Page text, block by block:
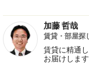
加藤 哲哉
賃貸・部屋探
賃貸に精通
お届けします